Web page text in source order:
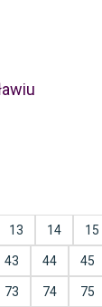
13 14 15
43 44 45
73 74 75